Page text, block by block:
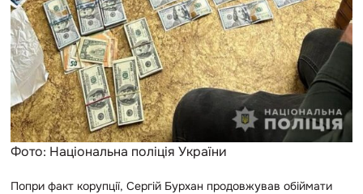
Фото: Національна поліція України
Попри факт корупції, Сергій Бурхан продовжував обіймати